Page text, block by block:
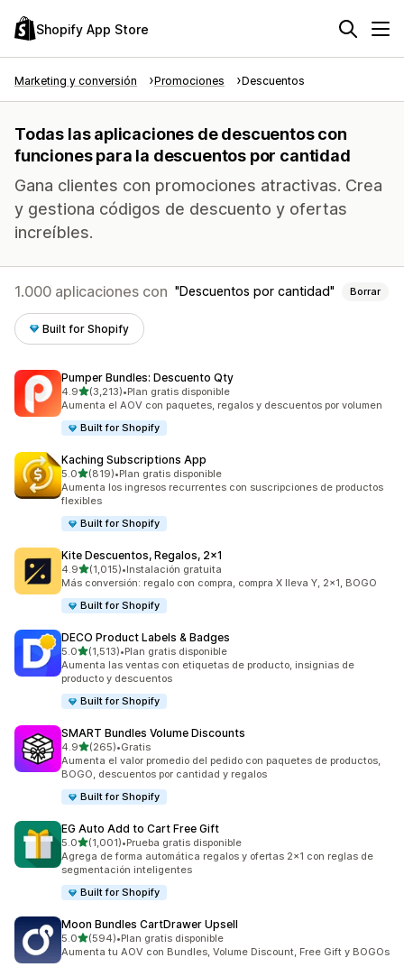
Shopify App Store
Marketing y conversión Promociones Descuentos
Todas las aplicaciones de descuentos con
funciones para la descuentos por cantidad
Gana clientes con promociones atractivas. Crea
y gestiona códigos de descuento y ofertas
increíbles.
1.000 aplicaciones con Descuentos por cantidad Borrar
Built for Shopify
Pumper Bundles: Descuento Qty
4.9de 5 estrellas
(3,213)
3213 reseñas en total
•Plan gratis disponible
Aumenta el AOV con paquetes, regalos y descuentos por volumen
Built for Shopify
Kaching Subscriptions App
5.0de 5 estrellas
(819)
819 reseñas en total
•Plan gratis disponible
Aumenta los ingresos recurrentes con suscripciones de productos
flexibles
Built for Shopify
Kite Descuentos, Regalos, 2x1
4.9de 5 estrellas
(1,015)
1015 reseñas en total
•Instalación gratuita
Más conversión: regalo con compra, compra X lleva Y, 2x1, BOGO
Built for Shopify
DECO Product Labels & Badges
5.0de 5 estrellas
(1,513)
1513 reseñas en total
•Plan gratis disponible
Aumenta las ventas con etiquetas de producto, insignias de
producto y descuentos
Built for Shopify
SMART Bundles Volume Discounts
4.9de 5 estrellas
(265)
265 reseñas en total
•Gratis
Aumenta el valor promedio del pedido con paquetes de productos,
BOGO, descuentos por cantidad y regalos
Built for Shopify
EG Auto Add to Cart Free Gift
5.0de 5 estrellas
(1,001)
1001 reseñas en total
•Prueba gratis disponible
Agrega de forma automática regalos y ofertas 2x1 con reglas de
segmentación inteligentes
Built for Shopify
Moon Bundles CartDrawer Upsell
5.0de 5 estrellas
(594)
594 reseñas en total
•Plan gratis disponible
Aumenta tu AOV con Bundles, Volume Discount, Free Gift y BOGOs